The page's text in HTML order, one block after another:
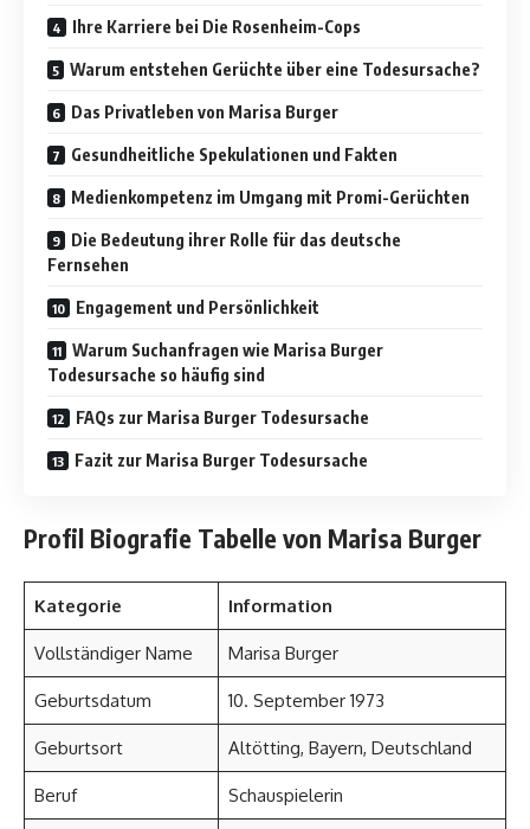
Ihre Karriere bei Die Rosenheim-Cops
Warum entstehen Gerüchte über eine Todesursache?
Das Privatleben von Marisa Burger
Gesundheitliche Spekulationen und Fakten
Medienkompetenz im Umgang mit Promi-Gerüchten
Die Bedeutung ihrer Rolle für das deutsche
Fernsehen
Engagement und Persönlichkeit
Warum Suchanfragen wie Marisa Burger
Todesursache so häufig sind
FAQs zur Marisa Burger Todesursache
Fazit zur Marisa Burger Todesursache
Profil Biografie Tabelle von Marisa Burger
Kategorie Information
Vollständiger Name Marisa Burger
Geburtsdatum 10. September 1973
Geburtsort Altötting, Bayern, Deutschland
Beruf Schauspielerin